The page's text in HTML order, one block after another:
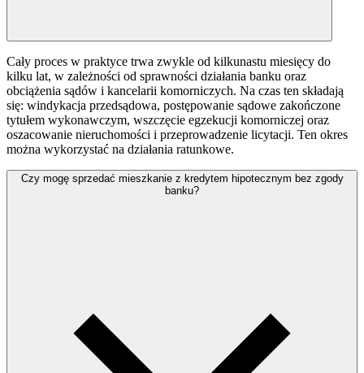
Cały proces w praktyce trwa zwykle od kilkunastu miesięcy do
kilku lat, w zależności od sprawności działania banku oraz
obciążenia sądów i kancelarii komorniczych. Na czas ten składają
się: windykacja przedsądowa, postępowanie sądowe zakończone
tytułem wykonawczym, wszczęcie egzekucji komorniczej oraz
oszacowanie nieruchomości i przeprowadzenie licytacji. Ten okres
można wykorzystać na działania ratunkowe.
Czy mogę sprzedać mieszkanie z kredytem hipotecznym bez zgody
banku?